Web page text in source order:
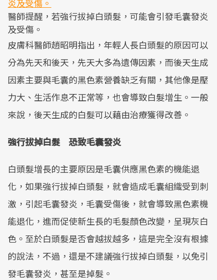
醫師提醒，若強行拔掉白頭髮，可能會引發毛囊發炎
及受傷。
皮膚科醫師趙昭明指出，年輕人長白頭髮的原因可以
分為先天和後天，先天大多為遺傳因素，而後天生成
因素主要與毛囊的黑色素營養缺乏有關，其他像是壓
力大、生活作息不正常等，也會導致白髮增生。一般
來說，後天生成的白髮可以藉由治療獲得改善。
強行拔掉白髮 恐致毛囊發炎
白頭髮增長的主要原因是毛囊供應黑色素的機能退
化，如果強行拔掉白頭髮，就會造成毛囊組織受到刺
激，引起毛囊發炎，毛囊受傷後，就會導致黑色素機
能退化，進而促使新生長的毛髮顏色改變，呈現灰白
色。至於白頭髮是否會越拔越多，這是完全沒有根據
的說法，不過，還是不建議強行拔掉白頭髮，以免引
發毛囊發炎，甚至是掉髮。